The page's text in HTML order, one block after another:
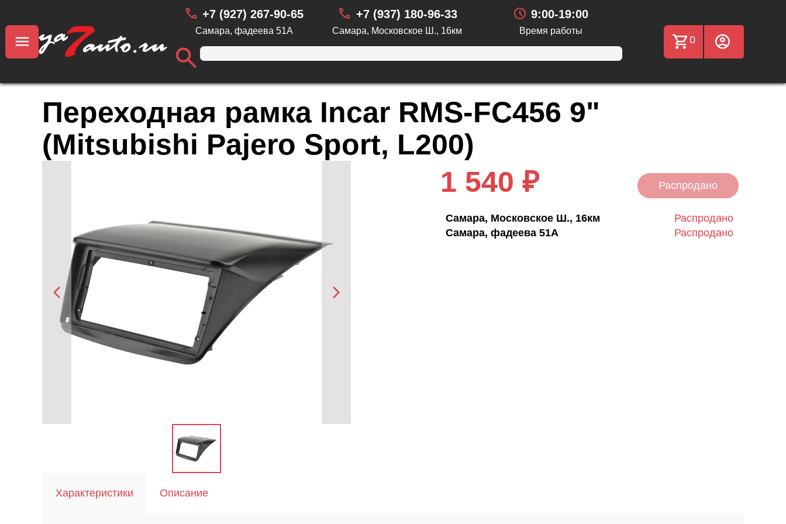
+7 (927) 267-90-65
Самара, фадеева 51А
+7 (937) 180-96-33
Самара, Московское Ш., 16км
9:00-19:00
Время работы
0
Переходная рамка Incar RMS-FC456 9"
(Mitsubishi Pajero Sport, L200)
1 540 ₽
Распродано
Самара, Московское Ш., 16км
Распродано
Самара, фадеева 51А
Распродано
Характеристики Описание